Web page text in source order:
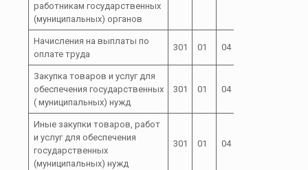
работникам государственных
(муниципальных) органов
Начисления на выплаты по
оплате труда
301 01 04
Закупка товаров и услуг для
обеспечения государственных
( муниципальных) нужд
301 01 04
Иные закупки товаров, работ
и услуг для обеспечения
государственных
(муниципальных) нужд
301 01 04